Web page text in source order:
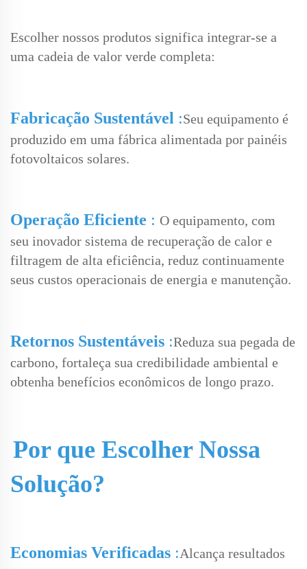
Escolher nossos produtos significa integrar-se a
uma cadeia de valor verde completa:
Fabricação Sustentável :Seu equipamento é
produzido em uma fábrica alimentada por painéis
fotovoltaicos solares.
Operação Eficiente : O equipamento, com
seu inovador sistema de recuperação de calor e
filtragem de alta eficiência, reduz continuamente
seus custos operacionais de energia e manutenção.
Retornos Sustentáveis :Reduza sua pegada de
carbono, fortaleça sua credibilidade ambiental e
obtenha benefícios econômicos de longo prazo.
Por que Escolher Nossa
Solução?
Economias Verificadas :Alcança resultados